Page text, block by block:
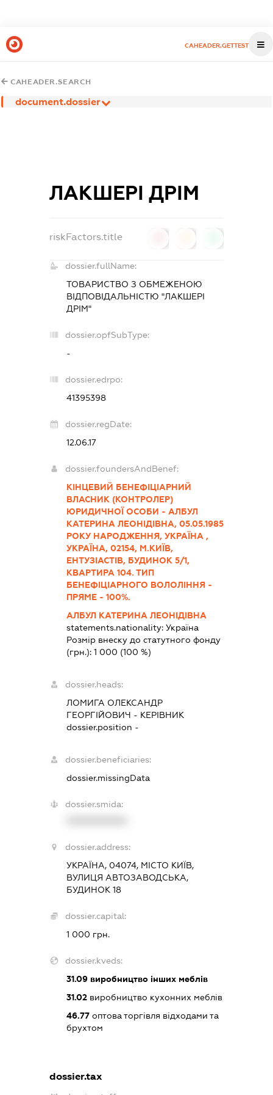
CAHEADER.GETTEST
CAHEADER.SEARCH
document.dossier
ЛАКШЕРІ ДРІМ
riskFactors.title
dossier.fullName:
ТОВАРИСТВО З ОБМЕЖЕНОЮ
ВІДПОВІДАЛЬНІСТЮ "ЛАКШЕРІ
ДРІМ"
dossier.opfSubType:
-
dossier.edrpo:
41395398
dossier.regDate:
12.06.17
dossier.foundersAndBenef:
КІНЦЕВИЙ БЕНЕФІЦІАРНИЙ
ВЛАСНИК (КОНТРОЛЕР)
ЮРИДИЧНОЇ ОСОБИ - АЛБУЛ
КАТЕРИНА ЛЕОНІДІВНА, 05.05.1985
РОКУ НАРОДЖЕННЯ, УКРАЇНА ,
УКРАЇНА, 02154, М.КИЇВ,
ЕНТУЗІАСТІВ, БУДИНОК 5/1,
КВАРТИРА 104. ТИП
БЕНЕФІЦІАРНОГО ВОЛОЛІННЯ -
ПРЯМЕ - 100%.
АЛБУЛ КАТЕРИНА ЛЕОНІДІВНА
statements.nationality: Україна
Розмір внеску до статутного фонду
(грн.): 1 000 (100 %)
dossier.heads:
ЛОМИГА ОЛЕКСАНДР
ГЕОРГІЙОВИЧ - КЕРІВНИК
dossier.position -
dossier.beneficiaries:
dossier.missingData
dossier.smida:
dossier.address:
УКРАЇНА, 04074, МІСТО КИЇВ,
ВУЛИЦЯ АВТОЗАВОДСЬКА,
БУДИНОК 18
dossier.capital:
1 000 грн.
dossier.kveds:
31.09виробництво інших меблів
31.02виробництво кухонних меблів
46.77оптова торгівля відходами та
брухтом
dossier.tax